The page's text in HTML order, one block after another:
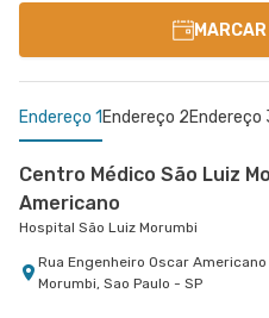
Endereço 1 Endereço 2Endereço
Centro Médico São Luiz
Americano
Hospital São Luiz Morumbi
Rua Engenheiro Oscar Americano
Morumbi, Sao Paulo - SP